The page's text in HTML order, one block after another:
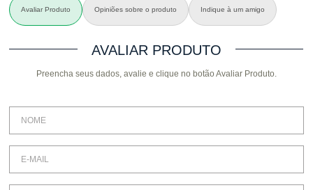
Atacado: R$ 1.179,00 (Apenas
Revendedor)
COMPRAR
Atacado: R$ 1.179,00 (Apenas
COMPRAR
Avaliar Produto Opiniões sobre o produto Indique à um amigo
AVALIAR PRODUTO
Preencha seus dados, avalie e clique no botão Avaliar Produto.